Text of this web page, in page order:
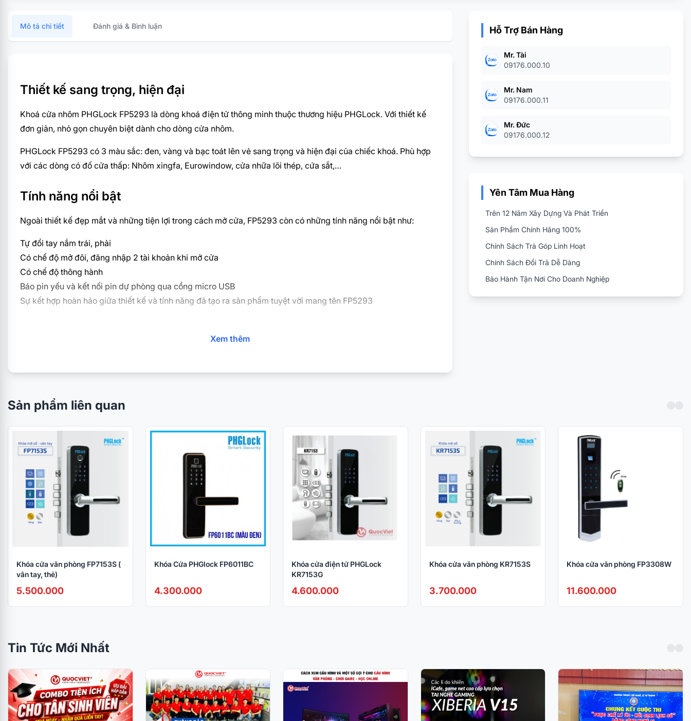
Mô tả chi tiết Đánh giá & Bình luận
Thiết kế sang trọng, hiện đại
Khoá cửa nhôm PHGLock FP5293 là dòng khoá điện tử thông minh thuộc thương hiệu PHGLock. Với thiết kế
đơn giản, nhỏ gọn chuyên biệt dành cho dòng cửa nhôm.
PHGLock FP5293 có 3 màu sắc: đen, vàng và bạc toát lên vẻ sang trọng và hiện đại của chiếc khoá. Phù hợp
với các dòng có đố cửa thấp: Nhôm xingfa, Eurowindow, cửa nhữa lõi thép, cứa sắt,…
Tính năng nổi bật
Ngoài thiết kế đẹp mắt và những tiện lợi trong cách mở cửa, FP5293 còn có những tính năng nổi bật như:
Tự đổi tay nắm trái, phải
Có chế độ mở đôi, đăng nhập 2 tài khoản khi mở cửa
Có chế độ thông hành
Báo pin yếu và kết nối pin dự phòng qua cổng micro USB
Sự kết hợp hoàn hảo giữa thiết kế và tính năng đã tạo ra sản phẩm tuyệt vời mang tên FP5293
Cấu tạo:Inox
dự phòng qua cổng micro USB.
Thích hợp:
cho dòng cửa có đố cửa thấp: Nhôm XingFa, Euro Window, cửa nhựa lõi thép, cửa sắt…
332mm (dài) x 40mm (rộng) x 34mm (dày).
Thiết kế và công nghệ:
PHGLock là thương hiệu khóa điện tử cao cấp đến từ Australia. Mang nhiều tính năng vượt trội, thiết kế tinh tế
và giá cả phải chăng.
Xem thêm
Hỗ Trợ Bán Hàng
Mr. Tài
09176.000.10
Mr. Nam
09176.000.11
Mr. Đức
09176.000.12
Yên Tâm Mua Hàng
Trên 12 Năm Xây Dựng Và Phát Triển
Sản Phẩm Chính Hãng 100%
Chính Sách Trả Góp Linh Hoạt
Chính Sách Đổi Trả Dễ Dàng
Bảo Hành Tận Nơi Cho Doanh Nghiệp
Sản phẩm liên quan
Khóa cửa văn phòng FP7153S (
vân tay, thẻ)
5.500.000
Khóa Cửa PHGlock FP6011BC
4.300.000
Khóa cửa điện tử PHGLock
KR7153G
4.600.000
Khóa cửa văn phòng KR7153S
3.700.000
Khóa cửa văn phòng FP3308W
11.600.000
Tin Tức Mới Nhất